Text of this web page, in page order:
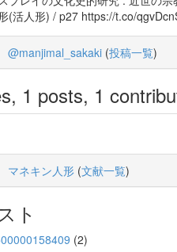
(活人形) / p27 https://t.co/
@manjimal_sakaki (投稿一覧)
1 posts, 1
マネキン人形 (文献一覧)
ト
(2)